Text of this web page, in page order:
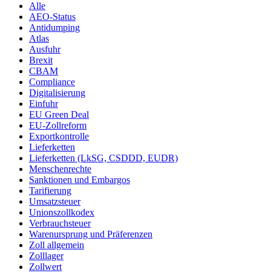
Alle
AEO-Status
Antidumping
Atlas
Ausfuhr
Brexit
CBAM
Compliance
Digitalisierung
Einfuhr
EU Green Deal
EU-Zollreform
Exportkontrolle
Lieferketten
Lieferketten (LkSG, CSDDD, EUDR)
Menschenrechte
Sanktionen und Embargos
Tarifierung
Umsatzsteuer
Unionszollkodex
Verbrauchsteuer
Warenursprung und Präferenzen
Zoll allgemein
Zolllager
Zollwert